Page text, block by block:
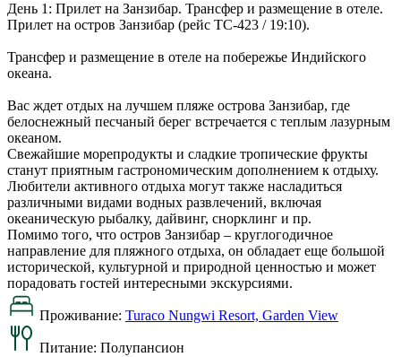
День 1: Прилет на Занзибар. Трансфер и размещение в отеле.
Прилет на остров Занзибар (рейс TC-423 / 19:10).
Трансфер и размещение в отеле на побережье Индийского
океана.
Вас ждет отдых на лучшем пляже острова Занзибар, где
белоснежный песчаный берег встречается с теплым лазурным
океаном.
Свежайшие морепродукты и сладкие тропические фрукты
станут приятным гастрономическим дополнением к отдыху.
Любители активного отдыха могут также насладиться
различными видами водных развлечений, включая
океаническую рыбалку, дайвинг, снорклинг и пр.
Помимо того, что остров Занзибар – круглогодичное
направление для пляжного отдыха, он обладает еще большой
исторической, культурной и природной ценностью и может
порадовать гостей интересными экскурсиями.
Проживание: Turaco Nungwi Resort, Garden View
Питание: Полупансион